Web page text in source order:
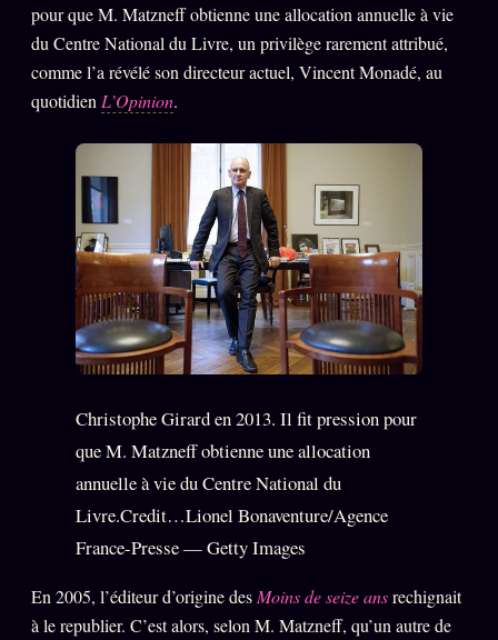
pour que M. Matzneff obtienne une allocation annuelle à vie
du Centre National du Livre, un privilège rarement attribué,
comme l’a révélé son directeur actuel, Vincent Monadé, au
quotidien L’Opinion.
Christophe Girard en 2013. Il fit pression pour
que M. Matzneff obtienne une allocation
annuelle à vie du Centre National du
Livre.Credit…Lionel Bonaventure/Agence
France-Presse — Getty Images
En 2005, l’éditeur d’origine des Moins de seize ansrechignait
à le republier. C’est alors, selon M. Matzneff, qu’un autre de